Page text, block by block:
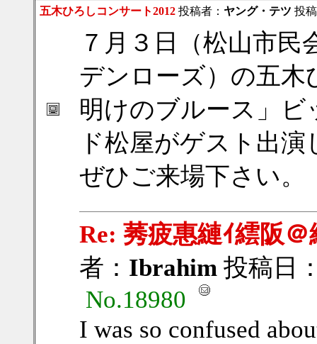
五木ひろしコンサート2012 投稿者： ヤング・テツ 投
７月３日（松山市
デンローズ）の五木
明けのブルース」
ド松屋がゲスト出演
ぜひご来場下さい。
Re: 莠疲惠縺ｲ繧阪
者： Ibrahim 投稿日
No.18980
I was so confused